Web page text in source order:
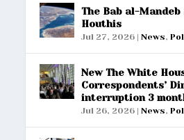
The Bab al-
Houthis
Jul 27, 2026 |News,
New The White
Correspondents’
interruption 3
Jul 26, 2026 |News,